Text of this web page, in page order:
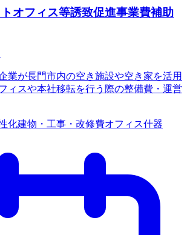
オフィス等誘致促進事業費補助
業が長門市内の空き施設や空き家を活用
ィスや本社移転を行う際の整備費・運営
化建物・工事・改修費オフィス什器